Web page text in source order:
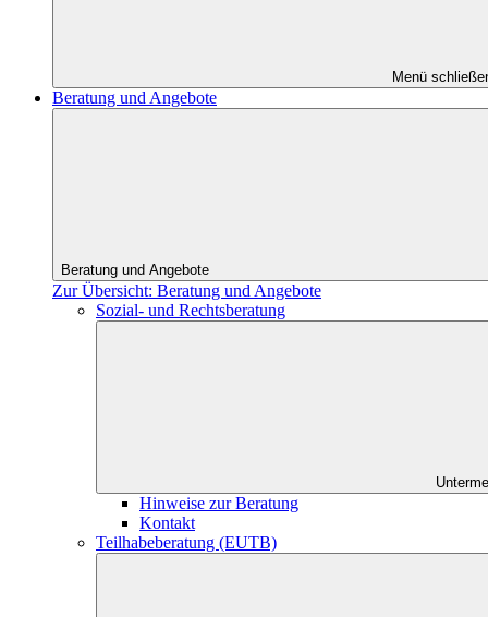
Menü
Beratung und Angebote
Beratung und Angebote
Zur Übersicht: Beratung und Angebote
Sozial- und Rechtsberatung
Hinweise zur Beratung
Kontakt
Teilhabeberatung (EUTB)